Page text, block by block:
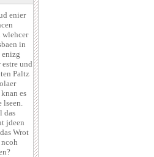
enier
wlehcer
in
enizg
und
Paltz
es
lseen.
das
jdeen
Wrot